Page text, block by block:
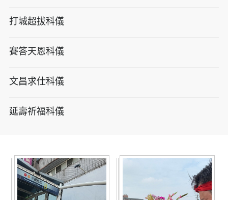
打城超拔科儀
賽答天恩科儀
文昌求仕科儀
延壽祈福科儀